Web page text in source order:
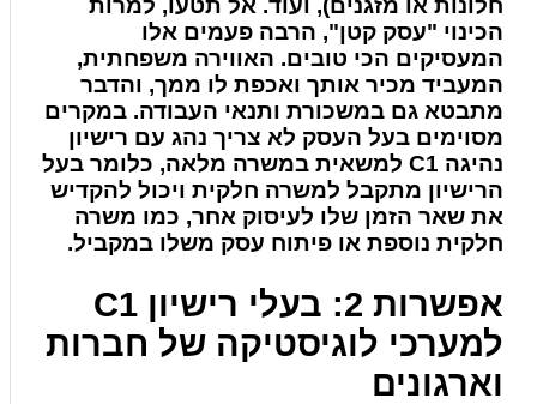
חלונות או מזגנים), ועוד. אל תטעו, למרות
הכינוי "עסק קטן", הרבה פעמים אלו
המעסיקים הכי טובים. האווירה משפחתית,
המעביד מכיר אותך ואכפת לו ממך, והדבר
מתבטא גם במשכורת ותנאי העבודה. במקרים
מסוימים בעל העסק לא צריך נהג עם רישיון
נהיגה C1 למשאית במשרה מלאה, כלומר בעל
הרישיון מתקבל למשרה חלקית ויכול להקדיש
את שאר הזמן שלו לעיסוק אחר, כמו משרה
חלקית נוספת או פיתוח עסק משלו במקביל.
אפשרות 2: בעלי רישיון C1
למערכי לוגיסטיקה של חברות
וארגונים